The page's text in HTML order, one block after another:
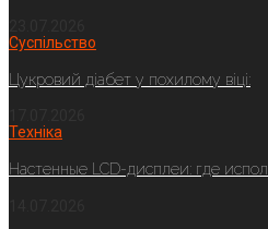
Суспільство
Цукровий діабет у похилому віці:
Техніка
Настенные LCD-дисплеи: где